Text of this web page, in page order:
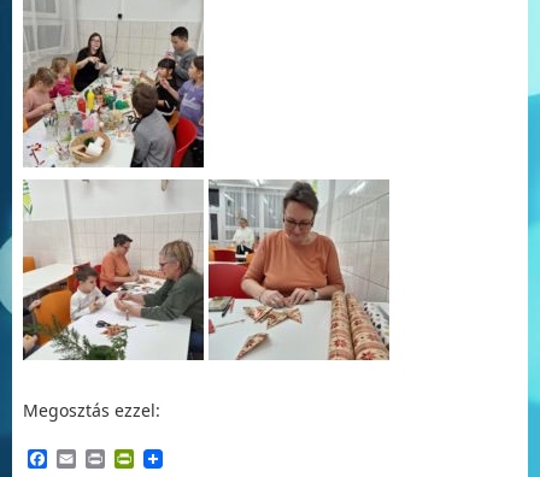
Megosztás ezzel:
Facebook
EmailPrintPrintFriendly